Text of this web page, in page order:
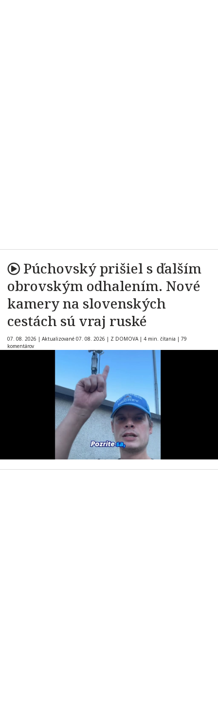
Púchovský prišiel s ďalším
obrovským odhalením. Nové
kamery na slovenských
cestách sú vraj ruské
07. 08. 2026 | Aktualizované 07. 08. 2026 | Z DOMOVA | 4 min. čítania | 79
komentárov